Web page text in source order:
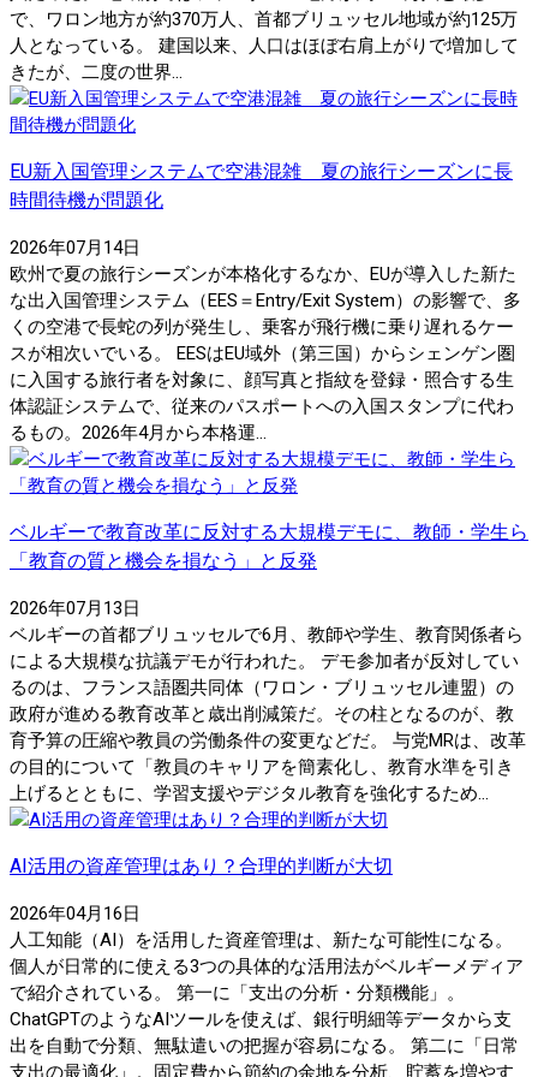
で、ワロン地方が約370万人、首都ブリュッセル地域が約125万
人となっている。 建国以来、人口はほぼ右肩上がりで増加して
きたが、二度の世界...
EU新入国管理システムで空港混雑 夏の旅行シーズンに長
時間待機が問題化
2026年07月14日
欧州で夏の旅行シーズンが本格化するなか、EUが導入した新た
な出入国管理システム（EES＝Entry/Exit System）の影響で、多
くの空港で長蛇の列が発生し、乗客が飛行機に乗り遅れるケー
スが相次いでいる。 EESはEU域外（第三国）からシェンゲン圏
に入国する旅行者を対象に、顔写真と指紋を登録・照合する生
体認証システムで、従来のパスポートへの入国スタンプに代わ
るもの。2026年4月から本格運...
ベルギーで教育改革に反対する大規模デモに、教師・学生ら
「教育の質と機会を損なう」と反発
2026年07月13日
ベルギーの首都ブリュッセルで6月、教師や学生、教育関係者ら
による大規模な抗議デモが行われた。 デモ参加者が反対してい
るのは、フランス語圏共同体（ワロン・ブリュッセル連盟）の
政府が進める教育改革と歳出削減策だ。その柱となるのが、教
育予算の圧縮や教員の労働条件の変更などだ。 与党MRは、改革
の目的について「教員のキャリアを簡素化し、教育水準を引き
上げるとともに、学習支援やデジタル教育を強化するため...
AI活用の資産管理はあり？合理的判断が大切
2026年04月16日
人工知能（AI）を活用した資産管理は、新たな可能性になる。
個人が日常的に使える3つの具体的な活用法がベルギーメディア
で紹介されている。 第一に「支出の分析・分類機能」。
ChatGPTのようなAIツールを使えば、銀行明細等データから支
出を自動で分類、無駄遣いの把握が容易になる。 第二に「日常
支出の最適化」。固定費から節約の余地を分析、貯蓄を増やす